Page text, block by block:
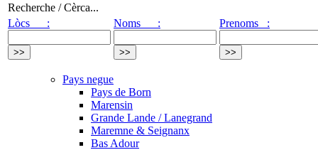
Recherche / Cèrca...
Lòcs :
Noms : Prenoms :
Pays negue
Pays de Born
Marensin
Grande Lande / Lanegrand
Maremne & Seignanx
Bas Adour